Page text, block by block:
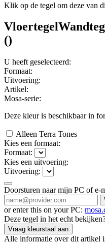
Klik op de tegel om deze van
Vloertegel
()
U heeft geselecteerd:
Formaat:
Uitvoering:
Artikel:
Mosa-serie:
Deze kleur is beschikbaar in
Alleen Terra Tones
Kies een formaat:
Formaat:
Kies een uitvoering:
Uitvoering:
Doorsturen naar mijn PC of e-
or enter this on your PC:
Deze tegel in het echt
Vraag kleurstaal aan
Alle informatie over dit artikel